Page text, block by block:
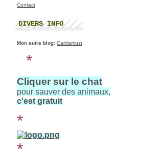
Contact
DIVERS INFO
Mon autre blog: Cardamust
*
Cliquer sur le chat
pour sauver des animaux,
c'est gratuit
*
*